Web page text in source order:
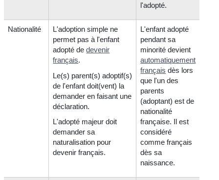
l'adopté.
Nationalité
L'adoption simple ne
permet pas à l'enfant
adopté dedevenir
français.
Le(s) parent(s) adoptif(s)
de l'enfant doit(vent) la
demander en faisant une
déclaration.
L'adopté majeur doit
demander sa
naturalisation pour
devenir français.
L'enfant adopté
pendant sa
minorité devient
automatiquement
français dès lors
que l'un des
parents
(adoptant) est de
nationalité
française. Il est
considéré
comme français
dès sa
naissance.